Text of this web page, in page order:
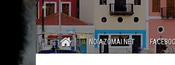
NOIAZOMAI.NET